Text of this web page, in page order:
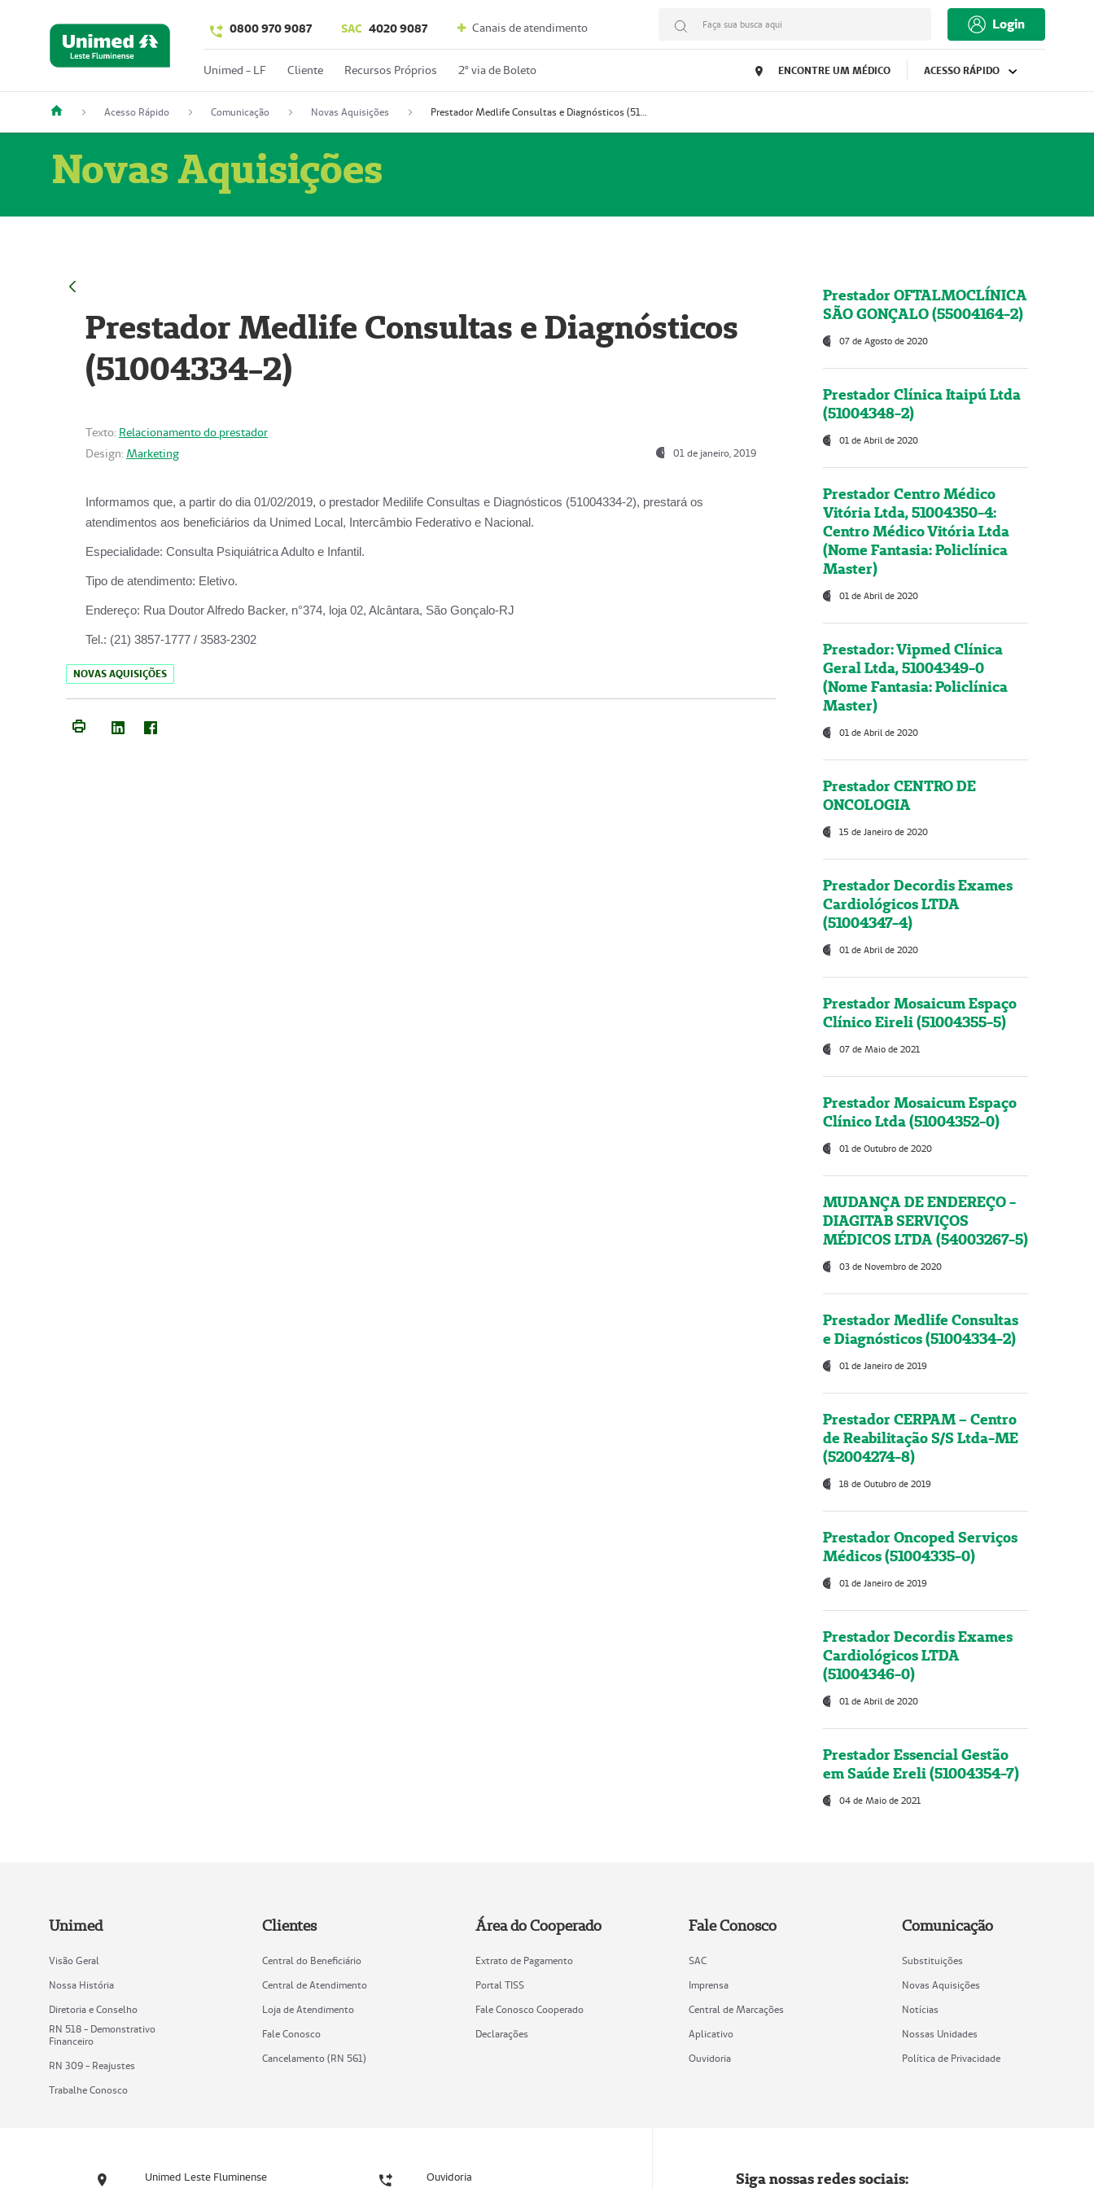
0800 970 9087 SAC 4020 9087 Canais de atendimento Faça sua busca aqui Login
Unimed - LF Cliente Recursos Próprios 2º via de Boleto ENCONTRE UM MÉDICO ACESSO RÁPIDO
Acesso Rápido Comunicação Novas Aquisições Prestador Medlife Consultas e Diagnósticos (51004334-2)
Novas Aquisições
Prestador Medlife Consultas e Diagnósticos
(51004334-2)
Texto: Relacionamento do prestador
Design: Marketing 01 de janeiro, 2019
Informamos que, a partir do dia 01/02/2019, o prestador Medilife Consultas e Diagnósticos (51004334-2), prestará os
atendimentos aos beneficiários da Unimed Local, Intercâmbio Federativo e Nacional.
Especialidade: Consulta Psiquiátrica Adulto e Infantil.
Tipo de atendimento: Eletivo.
Endereço: Rua Doutor Alfredo Backer, n°374, loja 02, Alcântara, São Gonçalo-RJ
Tel.: (21) 3857-1777 / 3583-2302
NOVAS AQUISIÇÕES
Prestador OFTALMOCLÍNICA
SÃO GONÇALO (55004164-2)
07 de Agosto de 2020
Prestador Clínica Itaipú Ltda
(51004348-2)
01 de Abril de 2020
Prestador Centro Médico
Vitória Ltda, 51004350-4:
Centro Médico Vitória Ltda
(Nome Fantasia: Policlínica
Master)
01 de Abril de 2020
Prestador: Vipmed Clínica
Geral Ltda, 51004349-0
(Nome Fantasia: Policlínica
Master)
01 de Abril de 2020
Prestador CENTRO DE
ONCOLOGIA
15 de Janeiro de 2020
Prestador Decordis Exames
Cardiológicos LTDA
(51004347-4)
01 de Abril de 2020
Prestador Mosaicum Espaço
Clínico Eireli (51004355-5)
07 de Maio de 2021
Prestador Mosaicum Espaço
Clínico Ltda (51004352-0)
01 de Outubro de 2020
MUDANÇA DE ENDEREÇO -
DIAGITAB SERVIÇOS
MÉDICOS LTDA (54003267-5)
03 de Novembro de 2020
Prestador Medlife Consultas
e Diagnósticos (51004334-2)
01 de Janeiro de 2019
Prestador CERPAM – Centro
de Reabilitação S/S Ltda-ME
(52004274-8)
18 de Outubro de 2019
Prestador Oncoped Serviços
Médicos (51004335-0)
01 de Janeiro de 2019
Prestador Decordis Exames
Cardiológicos LTDA
(51004346-0)
01 de Abril de 2020
Prestador Essencial Gestão
em Saúde Ereli (51004354-7)
04 de Maio de 2021
Unimed
Visão Geral
Nossa História
Diretoria e Conselho
RN 518 - Demonstrativo
Financeiro
RN 309 - Reajustes
Trabalhe Conosco
Clientes
Central do Beneficiário
Central de Atendimento
Loja de Atendimento
Fale Conosco
Cancelamento (RN 561)
Área do Cooperado
Extrato de Pagamento
Portal TISS
Fale Conosco Cooperado
Declarações
Fale Conosco
SAC
Imprensa
Central de Marcações
Aplicativo
Ouvidoria
Comunicação
Substituições
Novas Aquisições
Notícias
Nossas Unidades
Política de Privacidade
Unimed Leste Fluminense Ouvidoria Siga nossas redes sociais: